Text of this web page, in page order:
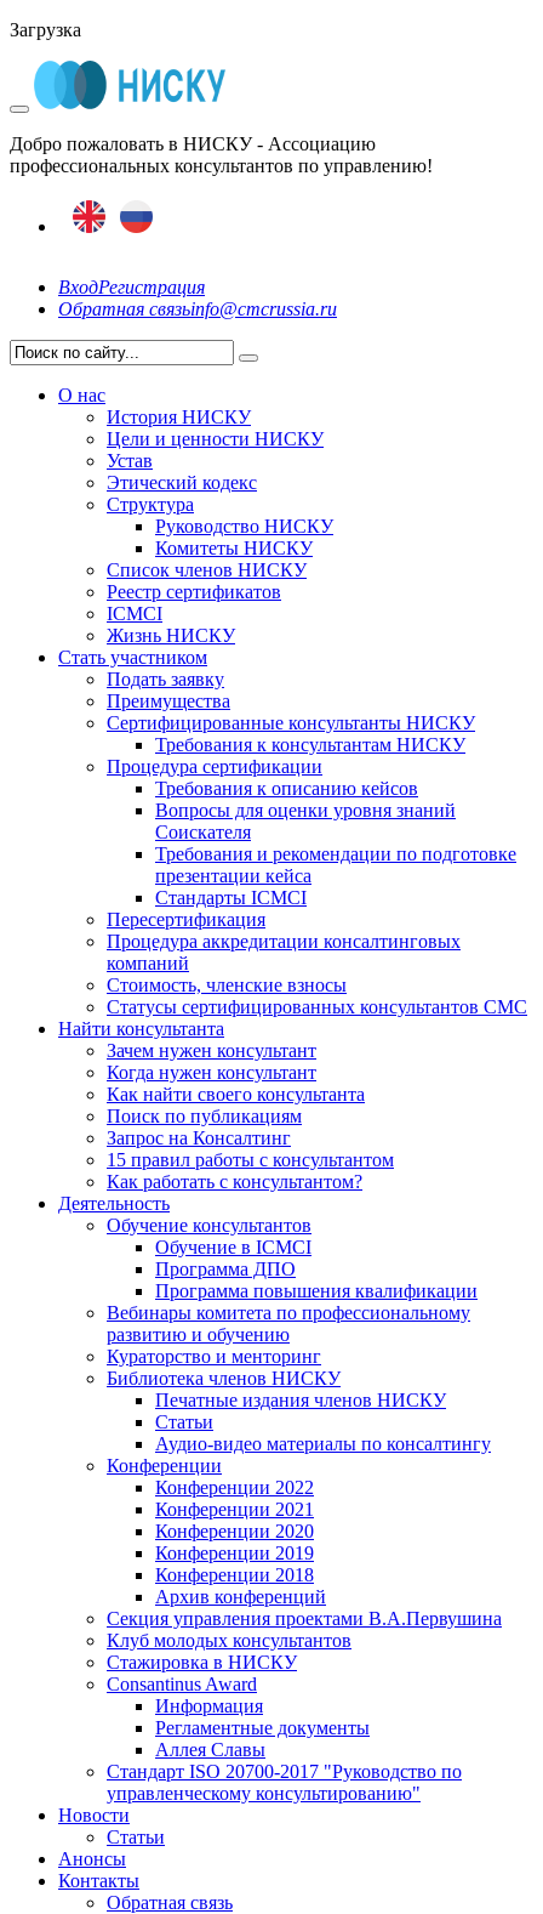
Загрузка
Добро пожаловать в НИСКУ - Ассоциацию
профессиональных консультантов по управлению!
ВходРегистрация
Обратная связьinfo@cmcrussia.ru
О нас
История НИСКУ
Цели и ценности НИСКУ
Устав
Этический кодекс
Структура
Руководство НИСКУ
Комитеты НИСКУ
Список членов НИСКУ
Реестр сертификатов
ICMCI
Жизнь НИСКУ
Стать участником
Подать заявку
Преимущества
Сертифицированные консультанты НИСКУ
Требования к консультантам НИСКУ
Процедура сертификации
Требования к описанию кейсов
Вопросы для оценки уровня знаний
Соискателя
Требования и рекомендации по подготовке
презентации кейса
Стандарты ICMCI
Пересертификация
Процедура аккредитации консалтинговых
компаний
Стоимость, членские взносы
Статусы сертифицированных консультантов СМС
Найти консультанта
Зачем нужен консультант
Когда нужен консультант
Как найти своего консультанта
Поиск по публикациям
Запрос на Консалтинг
15 правил работы с консультантом
Как работать с консультантом?
Деятельность
Обучение консультантов
Обучение в ICMCI
Программа ДПО
Программа повышения квалификации
Вебинары комитета по профессиональному
развитию и обучению
Кураторство и менторинг
Библиотека членов НИСКУ
Печатные издания членов НИСКУ
Статьи
Аудио-видео материалы по консалтингу
Конференции
Конференции 2022
Конференции 2021
Конференции 2020
Конференции 2019
Конференции 2018
Архив конференций
Секция управления проектами В.А.Первушина
Клуб молодых консультантов
Стажировка в НИСКУ
Consantinus Award
Информация
Регламентные документы
Аллея Славы
Cтандарт ISO 20700-2017 "Руководство по
управленческому консультированию"
Новости
Статьи
Анонсы
Контакты
Обратная связь